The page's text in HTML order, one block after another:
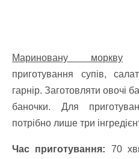
Мариновану моркву
приготування супів,
гарнір. Заготовляти овочі
баночки. Для
потрібно лише три
Час приготування: 70